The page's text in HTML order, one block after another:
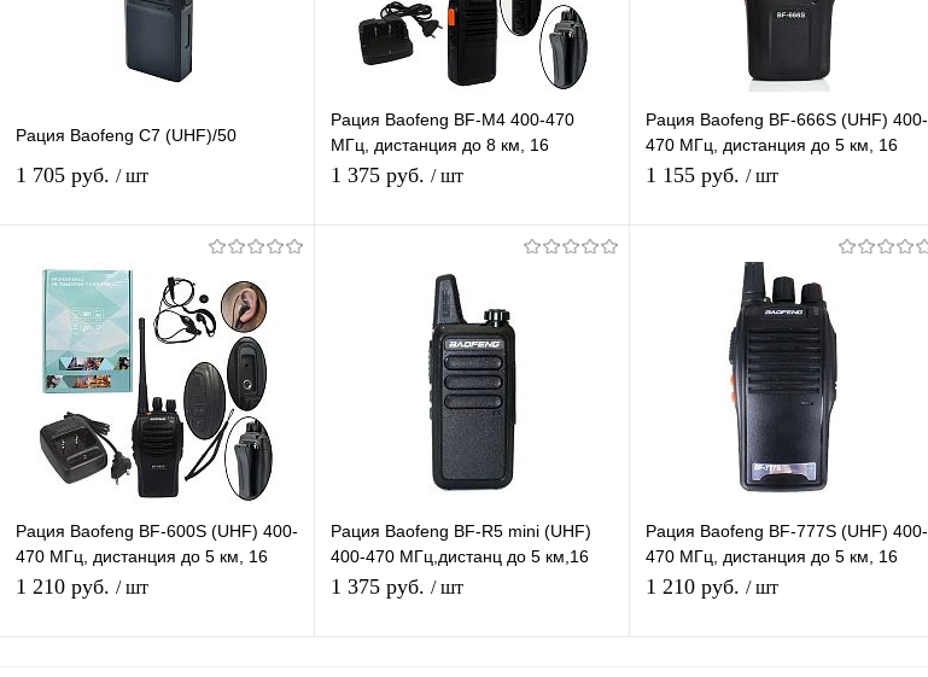
Рация Baofeng C7 (UHF)/50
1 705 руб. / шт
Купить в 1 клик К сравнению
В избранное Под заказ
Рация Baofeng BF-M4 400-470
МГц, дистанция до 8 км, 16
каналов, таймер, фонарик
1 375 руб. / шт
Купить в 1 клик К сравнению
В избранное В наличии
Рация Baofeng BF-666S (UHF) 400-
470 МГц, дистанция до 5 км, 16
каналов, таймер, фонарик
1 155 руб. / шт
В корзину
Купить в 1 клик К сравнению
В избранное
Рация Baofeng BF-600S (UHF) 400-
470 МГц, дистанция до 5 км, 16
каналов, таймер, фонарик
1 210 руб. / шт
Рация Baofeng BF-R5 mini (UHF)
400-470 МГц,дистанц до 5 км,16
каналов,VOX голосовое управл
1 375 руб. / шт
Рация Baofeng BF-777S (UHF) 400-
470 МГц, дистанция до 5 км, 16
каналов, таймер, фонарик
1 210 руб. / шт